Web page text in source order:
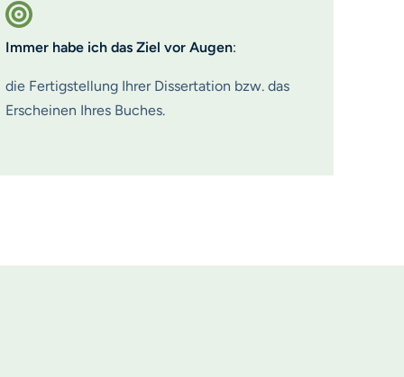
Immer habe ich das Ziel vor Augen:
die Fertigstellung Ihrer Dissertation bzw. das
Erscheinen Ihres Buches.